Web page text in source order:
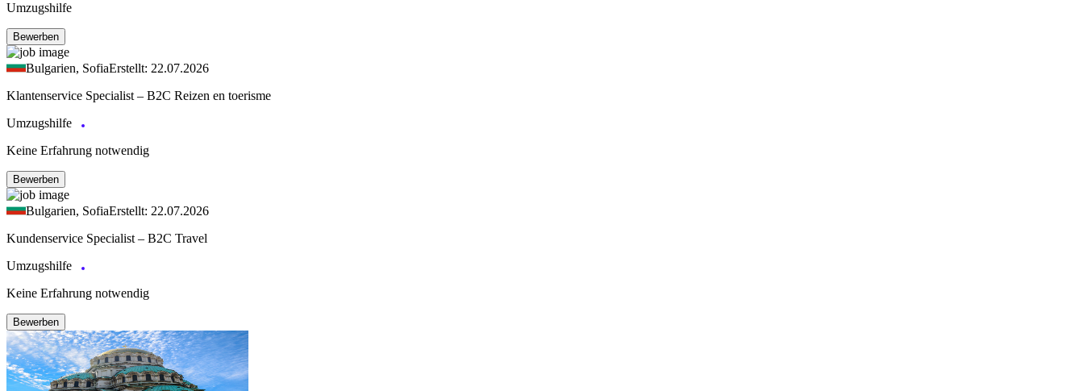
Umzugshilfe
Bewerben
Bulgarien, SofiaErstellt: 22.07.2026
Klantenservice Specialist – B2C Reizen en toerisme
Umzugshilfe
Keine Erfahrung notwendig
Bewerben
Bulgarien, SofiaErstellt: 22.07.2026
Kundenservice Specialist – B2C Travel
Umzugshilfe
Keine Erfahrung notwendig
Bewerben